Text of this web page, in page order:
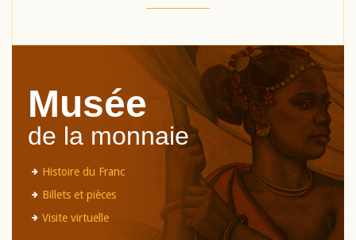
Musée
de la monnaie
Histoire du Franc
Billets et pièces
Visite virtuelle